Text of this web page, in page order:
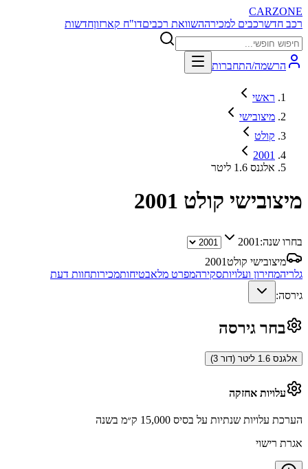
CARZONE
רכב חדשרכבים למכירההשוואת רכביםדו"ח קארזוןחדשות
הרשמה/התחברות
ראשי
מיצובישי
קולט
2001
אלגנס 1.6 ליטר
מיצובישי קולט 2001
בחרו שנה: 2001
מיצובישי קולט2001
גלריהמחירון ועלויותסקירהמפרט מלאבטיחותמכירותחוות דעת
גירסה:
בחר גירסה
אלגנס 1.6 ליטר (דור 3)
עלויות אחזקה
הערכת עלויות שנתיות על בסיס 15,000 ק״מ בשנה
אגרת רישוי